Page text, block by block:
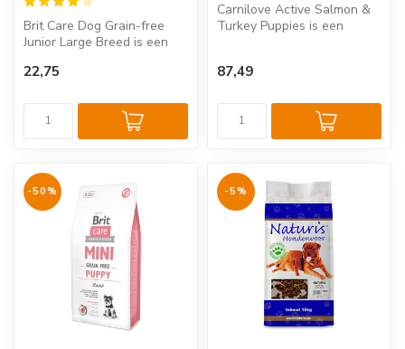
Brit Care Dog Grain-free
Junior Large Breed is een
m...
22,75
Carnilove Active Salmon &
Turkey Puppies is een
87,49
-50% -5%